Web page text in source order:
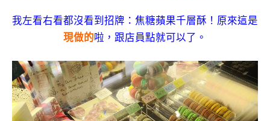
我左看右看都沒看到招牌：焦糖蘋果千層酥！原來這是
現做的啦，跟店員點就可以了。